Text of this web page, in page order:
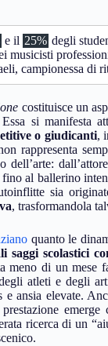
e il 25% degli
musicisti
campionessa di
costituisce un
si manifesta
o giudicanti,
rappresenta
dell’arte:
al ballerino
sia
, trasformandola
quanto le
saggi scolastici
meno di un mese
atleti e degli
e ansia elevate.
ricerca di un